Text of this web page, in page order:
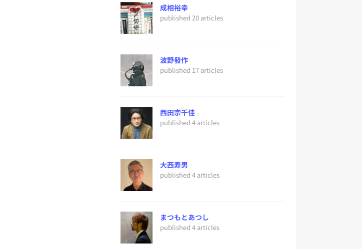
成相裕幸
published 20 articles
波野發作
published 17 articles
西田宗千佳
published 4 articles
大西寿男
published 4 articles
まつもとあつし
published 4 articles